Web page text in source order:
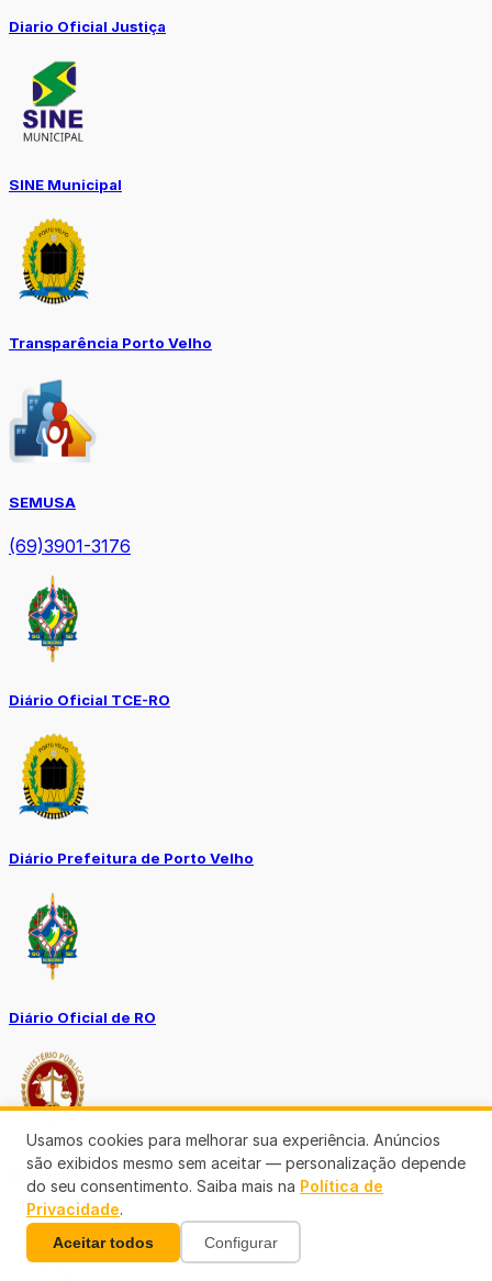
Diario Oficial Justiça
SINE Municipal
Transparência Porto Velho
SEMUSA
(69)3901-3176
Diário Oficial TCE-RO
Diário Prefeitura de Porto Velho
Diário Oficial de RO
Usamos cookies para melhorar sua experiência. Anúncios
são exibidos mesmo sem aceitar — personalização depende
do seu consentimento. Saiba mais na Política de
Privacidade.
Aceitar todos Configurar